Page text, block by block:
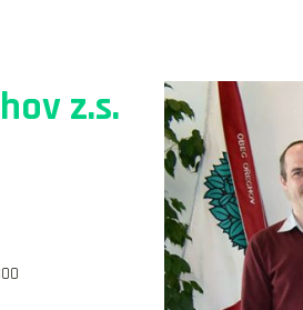
z.s.